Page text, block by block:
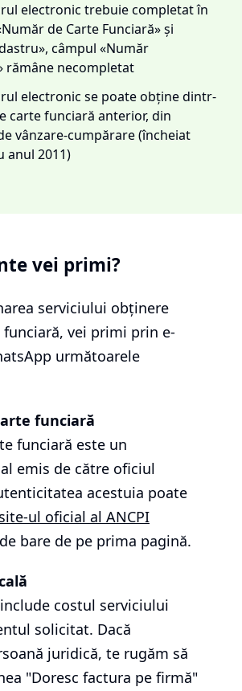
electronic trebuie completat în
de Carte Funciară» și
câmpul «Număr
rămâne necompletat
electronic se poate obține dintr-
carte funciară anterior, din
vânzare-cumpărare (încheiat
anul 2011)
vei primi?
serviciului obținere
, vei primi prin e-
următoarele
funciară
funciară este un
emis de către oficiul
acestuia poate
site-ul oficial al ANCPI
bare de pe prima pagină.
costul serviciului
solicitat. Dacă
juridică, te rugăm să
"Doresc factura pe firmă"